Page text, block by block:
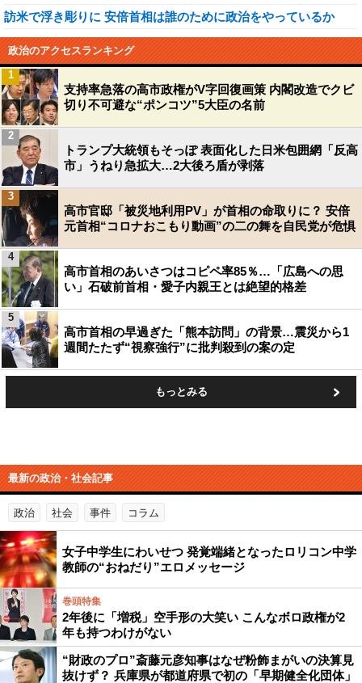
訪米で浮き彫りに 安倍首相は誰のために政治をやっているか
政治のアクセスランキング
支持率急落の高市政権がV字回復画策 内閣改造でクビ
切り不可避な“ポンコツ”5大臣の名前
1
トランプ大統領もそっぽ 表面化した日米包囲網「反高
市」うねり急拡大…2大後ろ盾が剥落
2
高市官邸「被災地利用PV」が首相の命取りに？ 安倍
元首相“コロナおこもり動画”の二の舞を自民党が危惧
3
高市首相のあいさつはコピペ率85％…「広島への思
い」石破前首相・愛子内親王とは絶望的格差
4
高市首相の早過ぎた「熊本訪問」の背景…震災から1
週間たたず“視察強行”に批判殺到の案の定
5
もっとみる
最新の政治・社会記事
政治 社会 事件 コラム
女子中学生にわいせつ 発覚端緒となったロリコン中学
教師の“おねだり”エロメッセージ
巻頭特集
2年後に「増税」空手形の大笑い こんなボロ政権が2
年も持つわけがない
“財政のプロ”斎藤元彦知事はなぜ粉飾まがいの決算見
抜けず？ 兵庫県が都道府県で初の「早期健全化団体」